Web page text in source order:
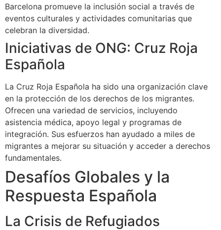
Barcelona promueve la inclusión social a través de
eventos culturales y actividades comunitarias que
celebran la diversidad.
Iniciativas de ONG: Cruz Roja
Española
La Cruz Roja Española ha sido una organización clave
en la protección de los derechos de los migrantes.
Ofrecen una variedad de servicios, incluyendo
asistencia médica, apoyo legal y programas de
integración. Sus esfuerzos han ayudado a miles de
migrantes a mejorar su situación y acceder a derechos
fundamentales.
Desafíos Globales y la
Respuesta Española
La Crisis de Refugiados